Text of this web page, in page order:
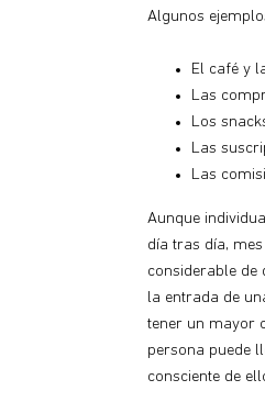
Algunos
El café y
Las
Los
Las
Las
Aunque
día tras día,
considerable
la entrada de
tener un mayor
persona puede
consciente de